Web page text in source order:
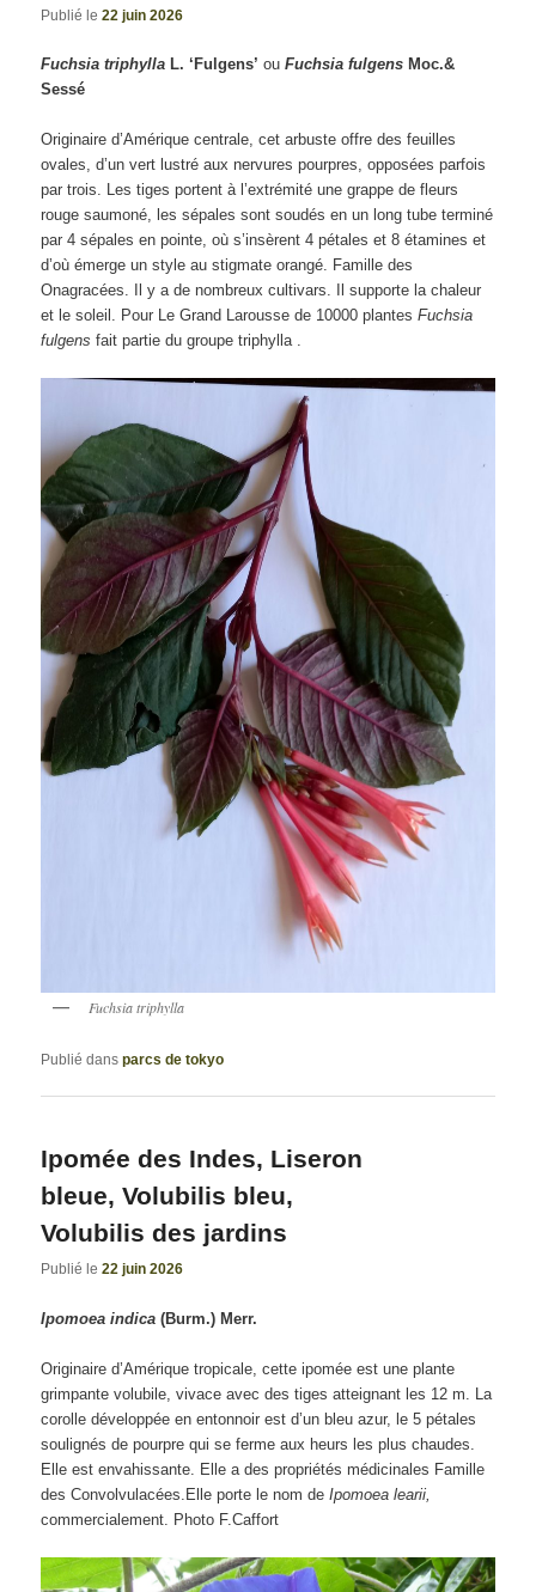
Publié le22 juin 2026
Fuchsia triphylla L. ‘Fulgens’ ouFuchsia fulgens Moc.&
Sessé
Originaire d’Amérique centrale, cet arbuste offre des feuilles
ovales, d’un vert lustré aux nervures pourpres, opposées parfois
par trois. Les tiges portent à l’extrémité une grappe de fleurs
rouge saumoné, les sépales sont soudés en un long tube terminé
par 4 sépales en pointe, où s’insèrent 4 pétales et 8 étamines et
d’où émerge un style au stigmate orangé. Famille des
Onagracées. Il y a de nombreux cultivars. Il supporte la chaleur
et le soleil. Pour Le Grand Larousse de 10000 plantesFuchsia
fulgensfait partie du groupe triphylla .
Fuchsia triphylla
Publié dans parcs de tokyo
Ipomée des Indes, Liseron
bleue, Volubilis bleu,
Volubilis des jardins
Publié le22 juin 2026
Ipomoea indica(Burm.) Merr.
Originaire d’Amérique tropicale, cette ipomée est une plante
grimpante volubile, vivace avec des tiges atteignant les 12 m. La
corolle développée en entonnoir est d’un bleu azur, le 5 pétales
soulignés de pourpre qui se ferme aux heurs les plus chaudes.
Elle est envahissante. Elle a des propriétés médicinales Famille
des Convolvulacées.Elle porte le nom deIpomoea learii,
commercialement. Photo F.Caffort